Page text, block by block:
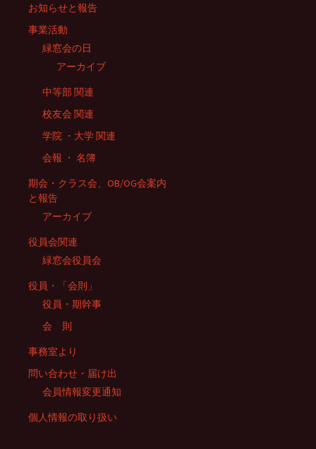
お知らせと報告
事業活動
緑窓会の日
アーカイブ
中等部 関連
校友会 関連
学院 ・大学 関連
会報 ・ 名簿
期会・クラス会、OB/OG会案内
と報告
アーカイブ
役員会関連
緑窓会役員会
役員・「会則」
役員・期幹事
会 則
事務室より
問い合わせ・届け出
会員情報変更通知
個人情報の取り扱い